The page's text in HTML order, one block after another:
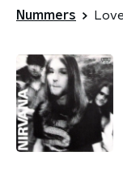
Nummers